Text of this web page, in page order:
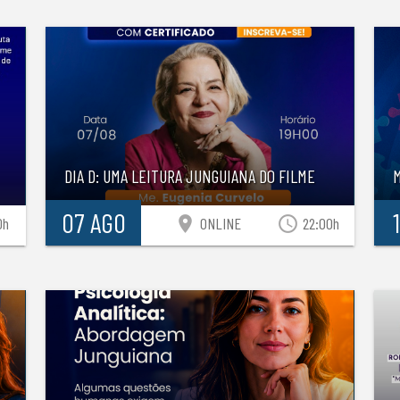
DIA D: UMA LEITURA JUNGUIANA DO FILME
07 AGO location_on ONLINE access_time 22:00h